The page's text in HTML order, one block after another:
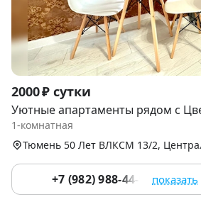
Item
1
of
2000 ₽ сутки
Уютные апартаменты рядом с
1-комнатная
+7 (982) 988-44-93 показать